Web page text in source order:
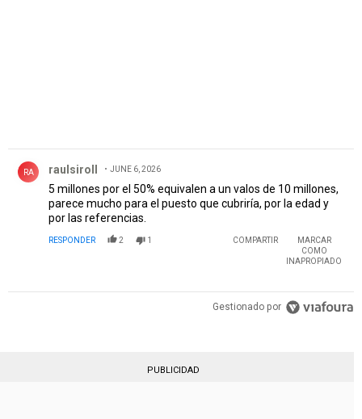
RA raulsiroll JUNE 6, 2026
5 millones por el 50% equivalen a un valos de 10 millones,
parece mucho para el puesto que cubriría, por la edad y
por las referencias.
RESPONDER 2 1 COMPARTIR
MARCAR
COMO
INAPROPIADO
Gestionado por
PUBLICIDAD